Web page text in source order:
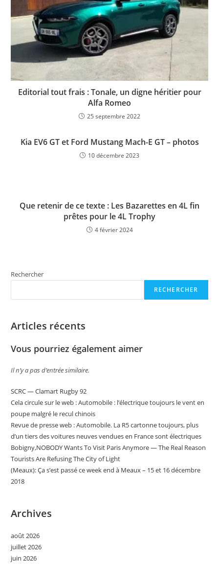
Editorial tout frais : Tonale, un digne héritier pour
Alfa Romeo
25 septembre 2022
Kia EV6 GT et Ford Mustang Mach-E GT – photos
10 décembre 2023
Que retenir de ce texte : Les Bazarettes en 4L fin
prêtes pour le 4L Trophy
4 février 2024
Rechercher
RECHERCHER
Articles récents
Vous pourriez également aimer
Il n’y a pas d’entrée similaire.
SCRC — Clamart Rugby 92
Cela circule sur le web : Automobile : l’électrique toujours le vent en
poupe malgré le recul chinois
Revue de presse web : Automobile. La R5 cartonne toujours, plus
d’un tiers des voitures neuves vendues en France sont électriques
Bobigny,NOBODY Wants To Visit Paris Anymore — The Real Reason
Tourists Are Refusing The City of Light
(Meaux): Ça s’est passé ce week end à Meaux – 15 et 16 décembre
2018
Archives
août 2026
juillet 2026
juin 2026